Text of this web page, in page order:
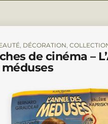
, DÉCORATION,
de cinéma –